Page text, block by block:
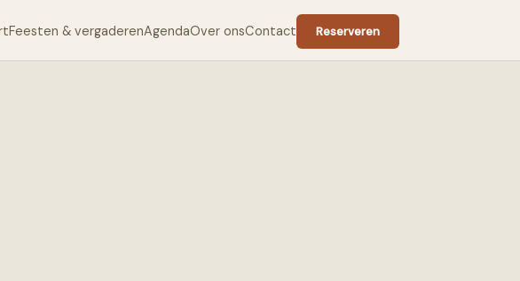
Feesten & vergaderenAgendaOver onsContact Reserveren